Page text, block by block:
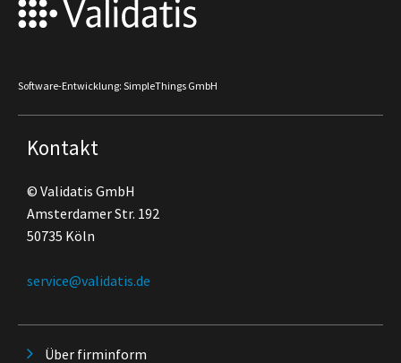
Software-Entwicklung: SimpleThings GmbH
Kontakt
© Validatis GmbH
Amsterdamer Str. 192
50735 Köln
service@validatis.de
Über firminform